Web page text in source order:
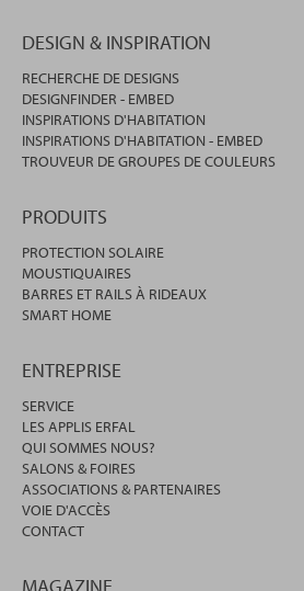
DESIGN & INSPIRATION
RECHERCHE DE DESIGNS
DESIGNFINDER - EMBED
INSPIRATIONS D'HABITATION
INSPIRATIONS D'HABITATION - EMBED
TROUVEUR DE GROUPES DE COULEURS
PRODUITS
PROTECTION SOLAIRE
MOUSTIQUAIRES
BARRES ET RAILS À RIDEAUX
SMART HOME
ENTREPRISE
SERVICE
LES APPLIS ERFAL
QUI SOMMES NOUS?
SALONS & FOIRES
ASSOCIATIONS & PARTENAIRES
VOIE D'ACCÈS
CONTACT